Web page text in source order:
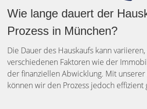
Wie lange dauert der
Prozess in München?
Die Dauer des Hauskaufs kann
verschiedenen Faktoren wie der
der finanziellen Abwicklung. Mit
können wir den Prozess jedoch effizient